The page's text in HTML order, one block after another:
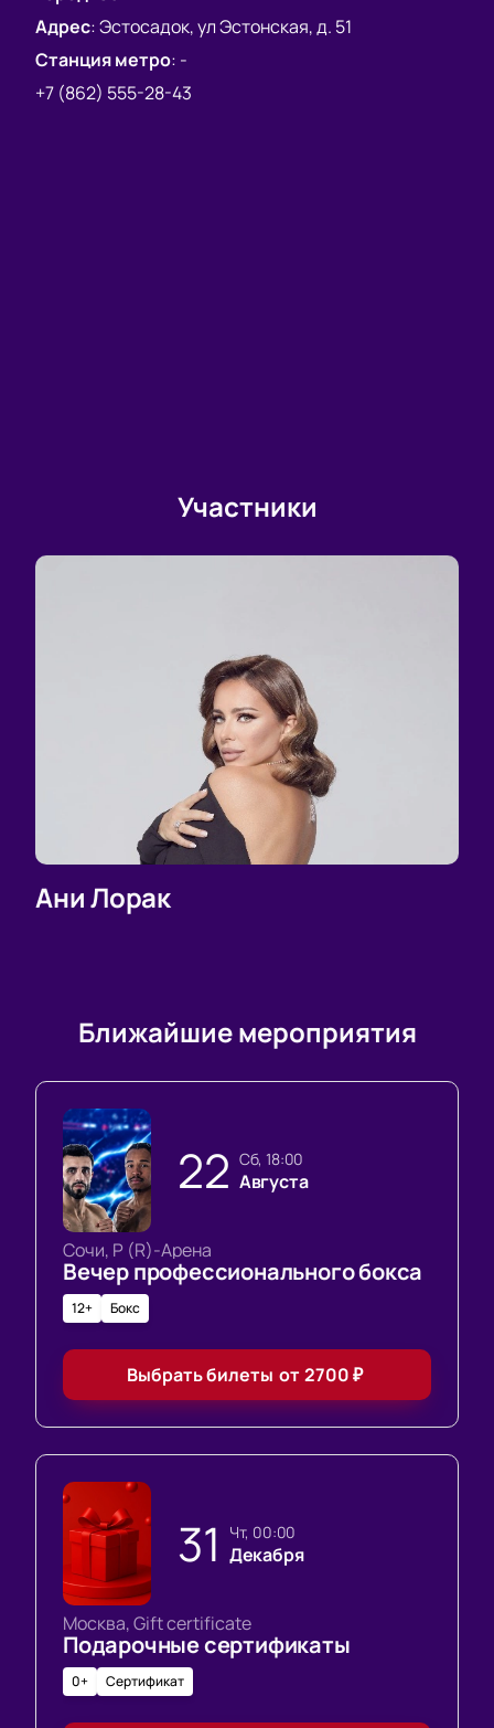
Адрес:Эстосадок, ул Эстонская, д. 51
Станция метро: -
+7 (862) 555-28-43
Участники
Ани Лорак
Ближайшие мероприятия
22 сб, 18:00
Августа
Сочи, Р (R)-Арена
Вечер профессионального бокса
12+ Бокс
Выбрать билеты от2700₽
31 чт, 00:00
Декабря
Москва, Gift certificate
Подарочные сертификаты
0+ Сертификат